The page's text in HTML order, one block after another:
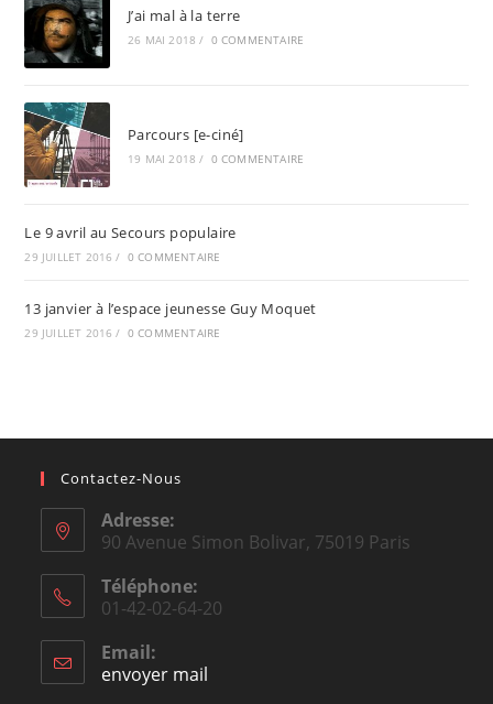
J’ai mal à la terre
26 MAI 2018 / 0 COMMENTAIRE
Parcours [e-ciné]
19 MAI 2018 / 0 COMMENTAIRE
Le 9 avril au Secours populaire
29 JUILLET 2016 / 0 COMMENTAIRE
13 janvier à l’espace jeunesse Guy Moquet
29 JUILLET 2016 / 0 COMMENTAIRE
Contactez-Nous
Adresse:
90 Avenue Simon Bolivar, 75019 Paris
Téléphone:
01-42-02-64-20
Email:
envoyer mail